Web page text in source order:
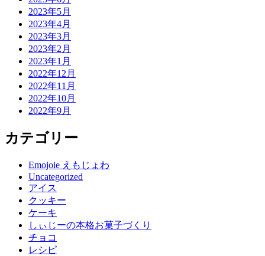
2023年5月
2023年4月
2023年3月
2023年2月
2023年1月
2022年12月
2022年11月
2022年10月
2022年9月
カテゴリー
Emojoie えもじょわ
Uncategorized
アイス
クッキー
ケーキ
しぃじーの本格お菓子づくり
チョコ
レシピ